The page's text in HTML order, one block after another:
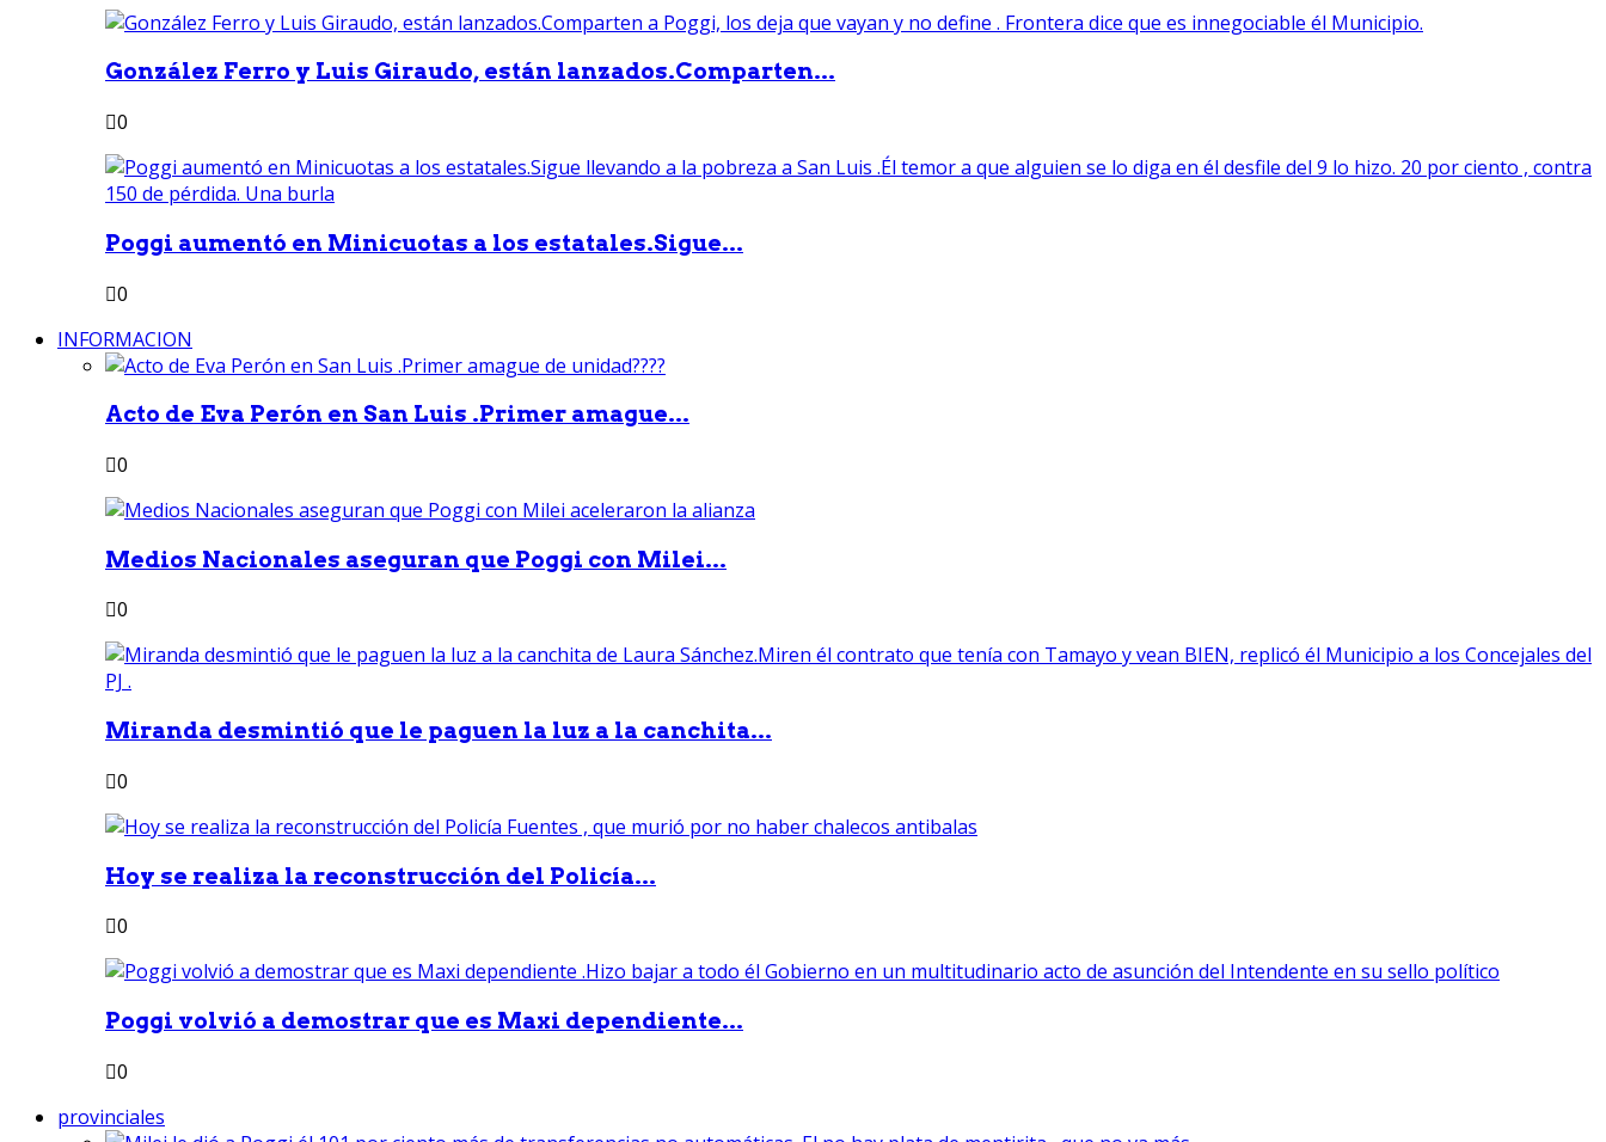
González Ferro y Luis Giraudo, están lanzados.Comparten...
0
Poggi aumentó en Minicuotas a los estatales.Sigue...
0
INFORMACION
Acto de Eva Perón en San Luis .Primer amague...
0
Medios Nacionales aseguran que Poggi con Milei...
0
Miranda desmintió que le paguen la luz a la canchita...
0
Hoy se realiza la reconstrucción del Policía...
0
Poggi volvió a demostrar que es Maxi dependiente...
0
provinciales